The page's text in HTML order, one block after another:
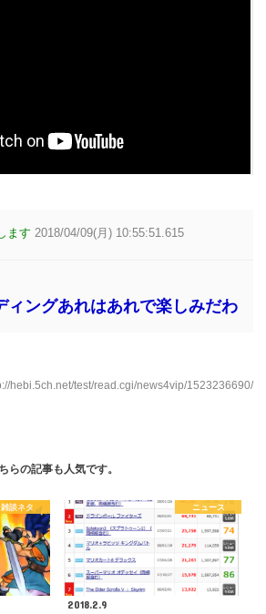
ます 2018/04/09(月) 10:55:51.615
ィングあれはあれで楽しみだわ
hebi.5ch.net/test/read.cgi/news4vip/1523236690/
らの記事も人気です。
雑談ネタ ニュース
2018.2.9